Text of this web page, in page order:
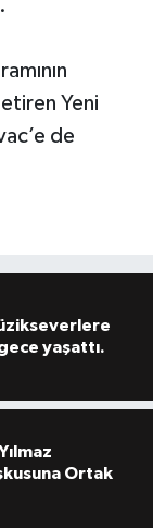
Yeni
de
yaşattı.
Ortak